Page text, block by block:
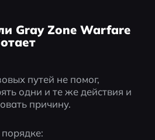
Gray Zone Warfare
путей не помог,
одни и те же действия и
причину.